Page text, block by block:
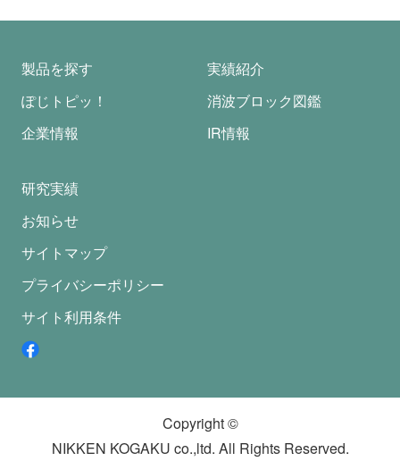
製品を探す
実績紹介
ぽじトピッ！
消波ブロック図鑑
企業情報
IR情報
研究実績
お知らせ
サイトマップ
プライバシーポリシー
サイト利用条件
Copyright ©
NIKKEN KOGAKU co.,ltd. All Rights Reserved.